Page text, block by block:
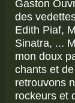
Gaston
des
Edith Piaf,
Sinatra, ...
mon doux
chants et
retrouvons
rockeurs et